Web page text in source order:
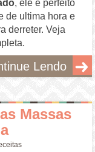
, ele é perfeito
de ultima hora e
derreter. Veja
Lendo
Massas